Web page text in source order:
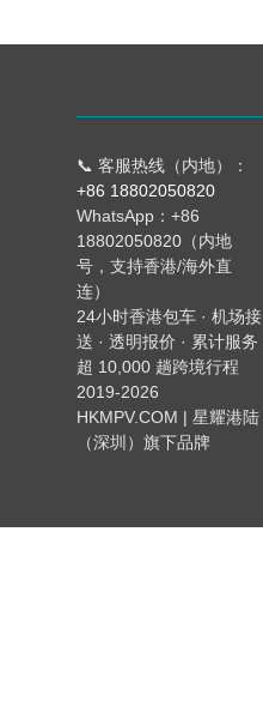
📞 客服热线（内地）：
+86 18802050820
WhatsApp：+86
18802050820（内地
号，支持香港/海外直
连）
24小时香港包车 · 机场接
送 · 透明报价 · 累计服务
超 10,000 趟跨境行程
2019-2026
HKMPV.COM | 星耀港陆
（深圳）旗下品牌